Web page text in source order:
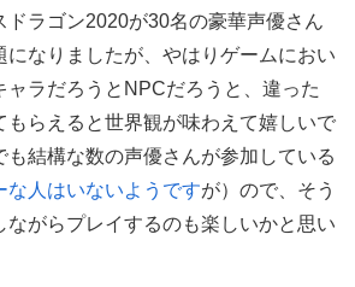
ドラゴン2020が30名の豪華声優さん
になりましたが、やはりゲームにおい
ャラだろうとNPCだろうと、違った
もらえると世界観が味わえて嬉しいで
結構な数の声優さんが参加している
な人はいないようですが）ので、そう
ながらプレイするのも楽しいかと思い